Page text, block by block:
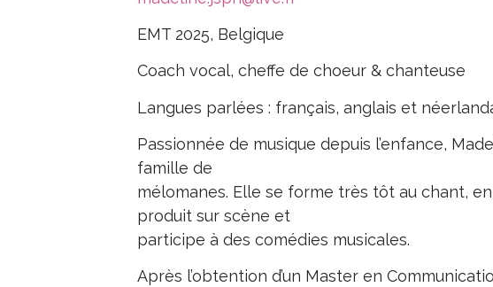
EMT 2025, Belgique
Coach vocal, cheffe de choeur & chanteuse
Langues parlées : français, anglais et
Passionnée de musique depuis l’enfance,
famille de
mélomanes. Elle se forme très tôt au chant,
produit sur scène et
participe à des comédies musicales.
Après l’obtention d’un Master en